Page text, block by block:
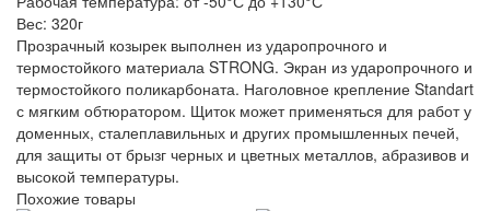
Вес: 320г
Прозрачный козырек выполнен из ударопрочного и
термостойкого материала STRONG. Экран из ударопрочного и
термостойкого поликарбоната. Наголовное крепление Standart
с мягким обтюратором. Щиток может применяться для работ у
доменных, сталеплавильных и других промышленных печей,
для защиты от брызг черных и цветных металлов, абразивов и
высокой температуры.
Похожие товары